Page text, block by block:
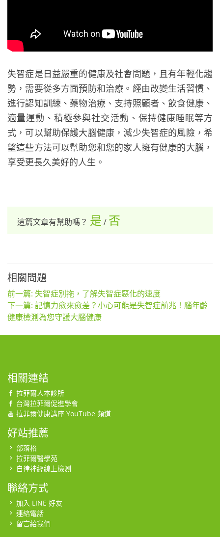
失智症是日益嚴重的健康及社會問題，且有年輕化趨
勢，需要從多方面預防和治療。經由改變生活習慣、
進行認知訓練、藥物治療、支持照顧者、飲食健康、
適量運動、積極參與社交活動、保持健康睡眠等方
式，可以幫助保護大腦健康，減少失智症的風險，希
望這些方法可以幫助您和您的家人擁有健康的大腦，
享受更長久美好的人生。
這篇文章有幫助嗎？ 是 / 否
相關問題
前一篇: 失智症別拖，了解失智症惡化的速度
下一篇: 記憶力愈來愈差？小心可能是失智症前兆！腦年齡
健康檢測為您守護大腦健康
相關連結
拉菲爾人本診所
台灣拉菲爾促進學會
拉菲爾健康講座 YouTube 頻道
好站推薦
部落格
拉菲爾醫學苑
自律神經線上檢測
聯絡方式
加入 LINE 好友
連絡電話
留言給我們